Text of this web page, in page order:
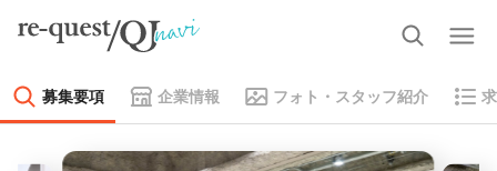
募集要項 企業情報 フォト・スタッフ紹介